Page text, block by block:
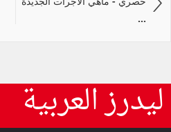
...
ليدرز العربية